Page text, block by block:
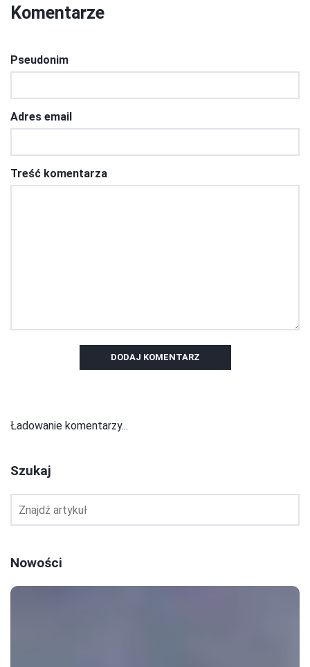
Komentarze
Pseudonim
Adres email
Treść komentarza
DODAJ KOMENTARZ
Ładowanie komentarzy...
Szukaj
Nowości